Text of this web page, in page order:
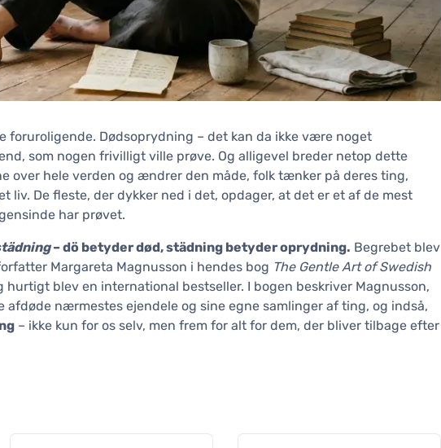
foruroligende. Dødsoprydning – det kan da ikke være noget
som nogen frivilligt ville prøve. Og alligevel breder netop dette
over hele verden og ændrer den måde, folk tænker på deres ting,
liv. De fleste, der dykker ned i det, opdager, at det er et af de mest
har prøvet.
– dö betyder død, städning betyder oprydning. Begrebet blev
Margareta Magnusson i hendes bog The Gentle Art of Swedish
hurtigt blev en international bestseller. I bogen beskriver Magnusson,
nærmestes ejendele og sine egne samlinger af ting, og indså,
– ikke kun for os selv, men frem for alt for dem, der bliver tilbage efter